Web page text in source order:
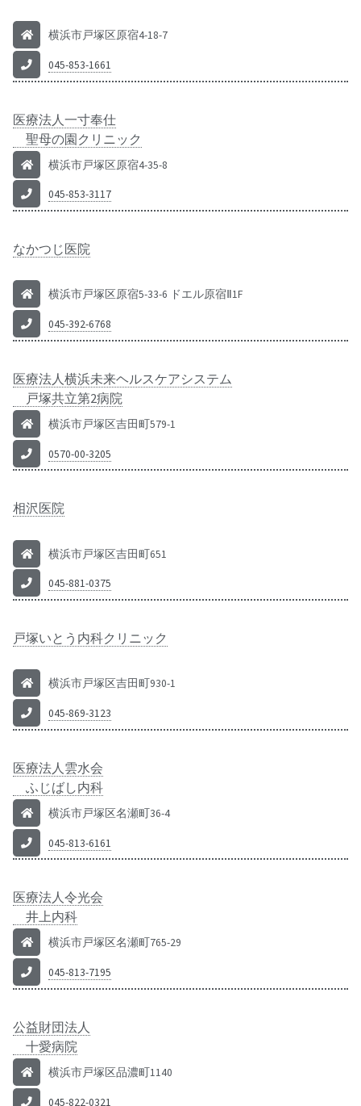
横浜市戸塚区原宿4-18-7
045-853-1661
医療法人一寸奉仕
聖母の園クリニック
横浜市戸塚区原宿4-35-8
045-853-3117
なかつじ医院
横浜市戸塚区原宿5-33-6 ドエル原宿Ⅱ1F
045-392-6768
医療法人横浜未来ヘルスケアシステム
戸塚共立第2病院
横浜市戸塚区吉田町579-1
0570-00-3205
相沢医院
横浜市戸塚区吉田町651
045-881-0375
戸塚いとう内科クリニック
横浜市戸塚区吉田町930-1
045-869-3123
医療法人雲水会
ふじばし内科
横浜市戸塚区名瀬町36-4
045-813-6161
医療法人令光会
井上内科
横浜市戸塚区名瀬町765-29
045-813-7195
公益財団法人
十愛病院
横浜市戸塚区品濃町1140
045-822-0321